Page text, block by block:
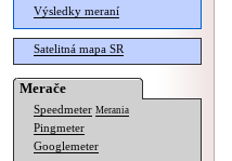
Výsledky meraní
Satelitná mapa SR
Merače
Speedmeter Merania
Pingmeter
Googlemeter